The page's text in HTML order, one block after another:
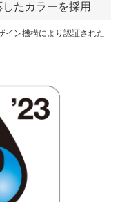
たカラーを採用
イン機構により認証された